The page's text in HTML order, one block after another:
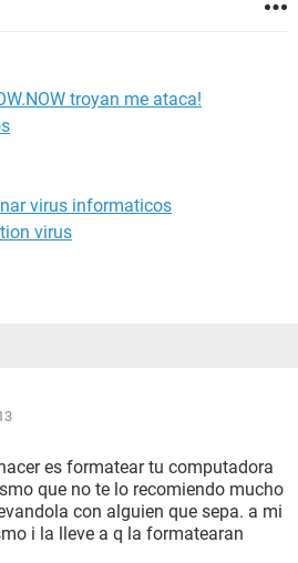
troyan me ataca!
virus informaticos
virus
es formatear tu computadora
que no te lo recomiendo mucho
con alguien que sepa. a mi
i la lleve a q la formatearan